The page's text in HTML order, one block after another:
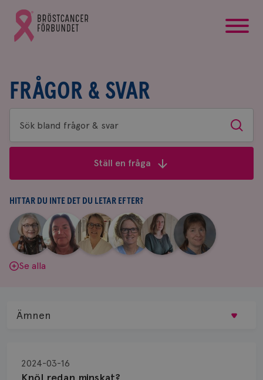
Gå
till
Bröstcancerförbundets
FRÅGOR & SVAR
Sök
bland
&
svar
Sök
Ställ en fråga
HITTAR DU INTE DET DU LETAR EFTER?
Aina
Johnsson
|
Anne
Andersson
Fredrika
Killander
|
Jeanette
Bäcklund
|
Maria
Edegran
|
Yvette
Andersson
Se alla
2024-03-16
Ämnen
Biopsi